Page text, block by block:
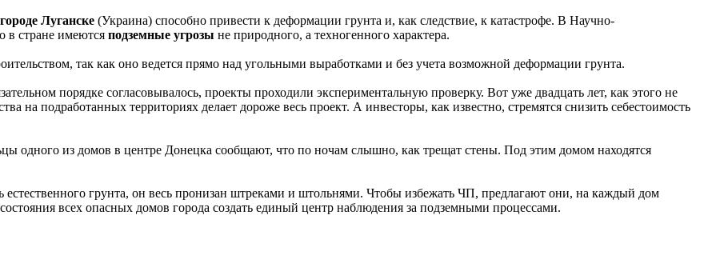
Луганске (Украина) способно привести к деформации грунта и, как следствие, к катастрофе. В Научно-
в стране имеются подземные угрозы не природного, а техногенного характера.
так как оно ведется прямо над угольными выработками и без учета возможной деформации грунта.
порядке согласовывалось, проекты проходили экспериментальную проверку. Вот уже двадцать лет, как этого не
на подработанных территориях делает дороже весь проект. А инвесторы, как известно, стремятся снизить себестоимость
одного из домов в центре Донецка сообщают, что по ночам слышно, как трещат стены. Под этим домом находятся
грунта, он весь пронизан штреками и штольнями. Чтобы избежать ЧП, предлагают они, на каждый дом
всех опасных домов города создать единый центр наблюдения за подземными процессами.